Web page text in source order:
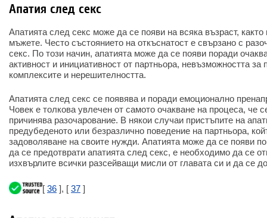
Апатия след секс
Апатията след секс може да се появи на всяка възраст, както
мъжете. Често състоянието на откъснатост е свързано с
секс. По този начин, апатията може да се появи поради
активност и инициативност от партньора, невъзможността за
комплексите и нерешителността.
Апатията след секс се появява и поради емоционално
Човек е толкова увлечен от самото очакване на процеса, че
причинява разочарование. В някои случаи пристъпите на
предубеденото или безразлично поведение на партньора,
задоволяване на своите нужди. Апатията може да се появи
да се предотврати апатията след секс, е необходимо да се
изхвърлите всички разсейващи мисли от главата си и да се
[ 36 ], [ 37 ]